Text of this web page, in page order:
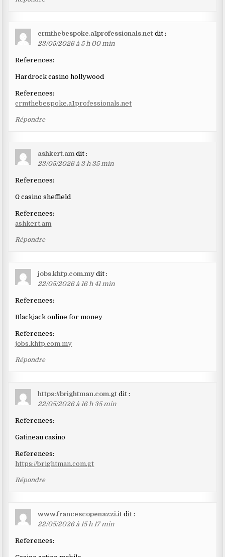
crmthebespoke.a1professionals.net dit :
23/05/2026 à 5 h 00 min
References:
Hardrock casino hollywood
References:
crmthebespoke.a1professionals.net
Répondre
ashkert.am dit :
23/05/2026 à 3 h 35 min
References:
G casino sheffield
References:
ashkert.am
Répondre
jobs.khtp.com.my dit :
22/05/2026 à 16 h 41 min
References:
Blackjack online for money
References:
jobs.khtp.com.my
Répondre
https://brightman.com.gt dit :
22/05/2026 à 16 h 35 min
References:
Gatineau casino
References:
https://brightman.com.gt
Répondre
www.francescopenazzi.it dit :
22/05/2026 à 15 h 17 min
References: